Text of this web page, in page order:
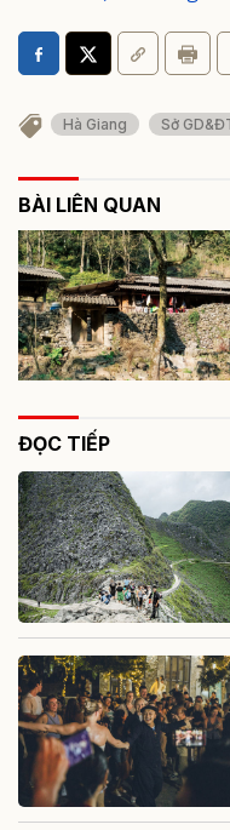
Hà Giang Sở
BÀI LIÊN QUAN
ĐỌC TIẾP